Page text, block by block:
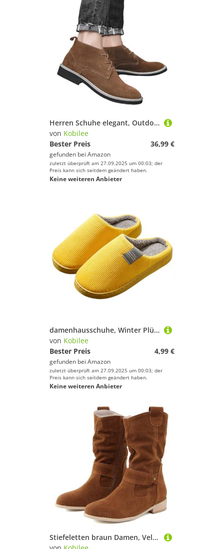
Herren Schuhe elegant, Outdoor Lederschuhe Leichtgewicht Ideal für Trachten & Festlichkeiten Bequeme Freizeitschuhe Trachtenmode Hochwertiger Trachtenschuhe Oktoberfest Schuhe
von Kobilee
Bester Preis
36,99 €
gefunden bei Amazon
zuletzt überprüft am 27.09.2025 um 00:03; der
Preis kann sich seitdem geändert haben.
Keine weiteren Anbieter
damenhausschuhe, Winter Plüsch Pantoffeln Herren Warme Filzpantoffeln Unisex Bequeme Flauschige Slippers Indoor Filzhausschuhe Für Frauen Männer 02Yellow 42-43/EU
von Kobilee
Bester Preis
4,99 €
gefunden bei Amazon
zuletzt überprüft am 27.09.2025 um 00:03; der
Preis kann sich seitdem geändert haben.
Keine weiteren Anbieter
Stiefeletten braun Damen, Veloursleder Halbhohe Bequeme Ankle Boots Damen Mit Absatz Mit Schnalle Herbst Winter Halbstiefel Atmungsaktiv Reißverschluss Kurzstiefel Westernstiefel 39/EU